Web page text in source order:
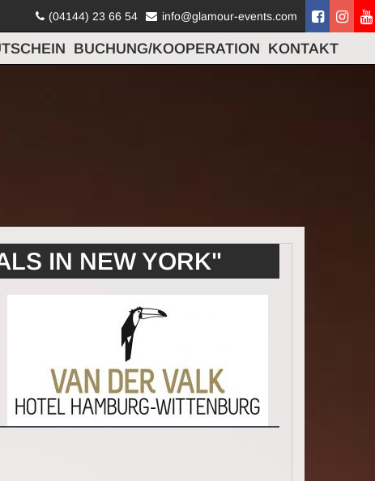
(04144) 23 66 54 info@glamour-events.com
BUCHUNG/KOOPERATION KONTAKT
IN NEW YORK"